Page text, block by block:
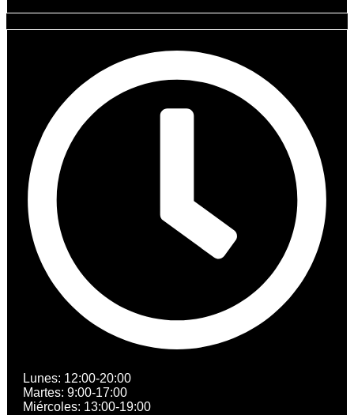
Lunes: 12:00-20:00
Martes: 9:00-17:00
Miércoles: 13:00-19:00